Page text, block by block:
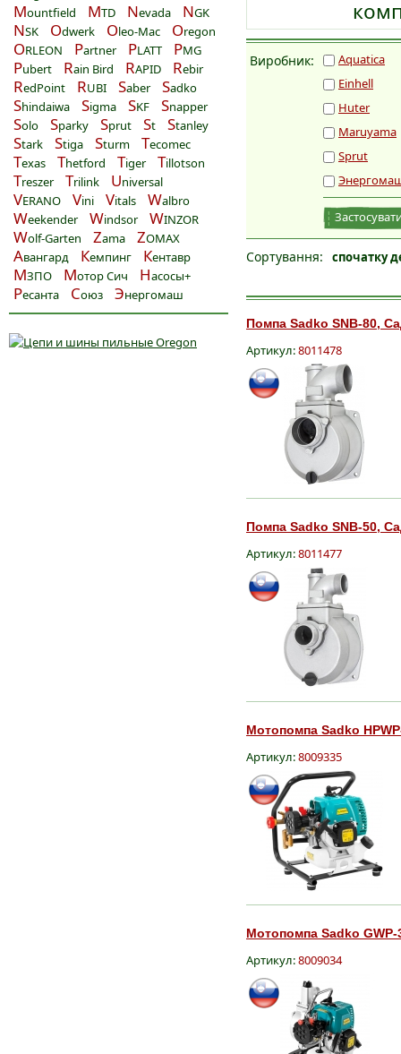
Mountfield MTD Nevada NGK
NSK Odwerk Oleo-Mac Oregon
ORLEON Partner PLATT PMG
Pubert Rain Bird RAPID Rebir
RedPoint RUBI Saber Sadko
Shindaiwa Sigma SKF Snapper
Solo Sparky Sprut St Stanley
Stark Stiga Sturm Tecomec
Texas Thetford Tiger Tillotson
Treszer Trilink Universal
VERANO Vini Vitals Walbro
Weekender Windsor WINZOR
Wolf-Garten Zama ZOMAX
Авангард Кемпинг Кентавр
МЗПО Мотор Сич Насосы+
Ресанта Союз Энергомаш
Виробник:
Aquatica
Einhell
Huter
Maruyama
Sprut
Сортування: спочатку
Помпа Sadko SNB-80,
Артикул:8011478
Помпа Sadko SNB-50,
Артикул:8011477
Мотопомпа Sadko
Артикул:8009335
Мотопомпа Sadko GWP-
Артикул:8009034